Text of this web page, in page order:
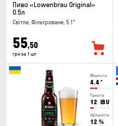
Пиво «Lowenbrau Original»
0.5л
Світле, Фільтроване, 5.1°
55,50
грн за 1 шт
Міцність
4.4°
Гіркота
12 IBU
Щільність
12 %